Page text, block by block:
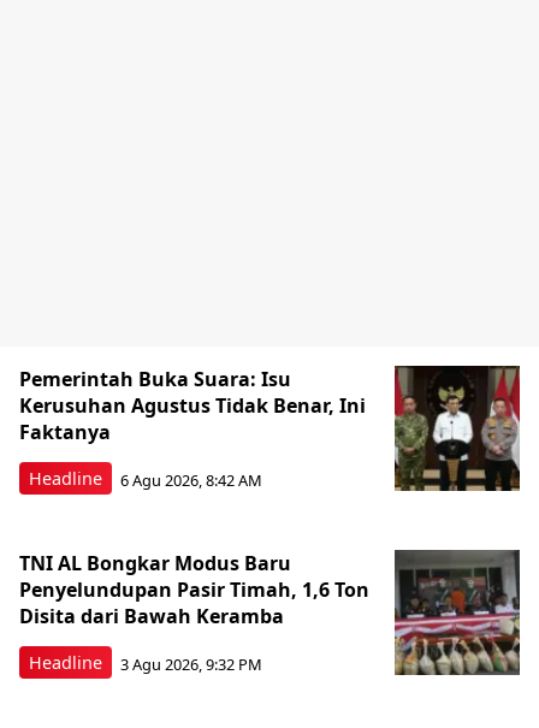
Headline
Pemerintah Buka Suara: Isu
Kerusuhan Agustus Tidak Benar, Ini
Faktanya
6 Agu 2026, 8:42 AM
Headline
TNI AL Bongkar Modus Baru
Penyelundupan Pasir Timah, 1,6 Ton
Disita dari Bawah Keramba
3 Agu 2026, 9:32 PM